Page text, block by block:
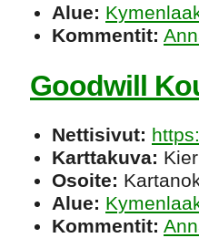
Alue:
Kommentit:
Goodwill
Nettisivut:
Karttakuva:
Osoite:
Alue:
Kommentit: